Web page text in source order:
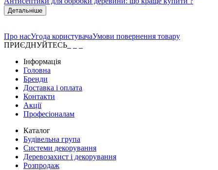
Детальніше
Про насУгода користувачаУмови повернення товару
ПРИЄДНУЙТЕСЬ
Інформація
Головна
Бренди
Доставка і оплата
Контакти
Акції
Професіоналам
Каталог
Будівельна група
Системи декорування
Деревозахист і декорування
Розпродаж